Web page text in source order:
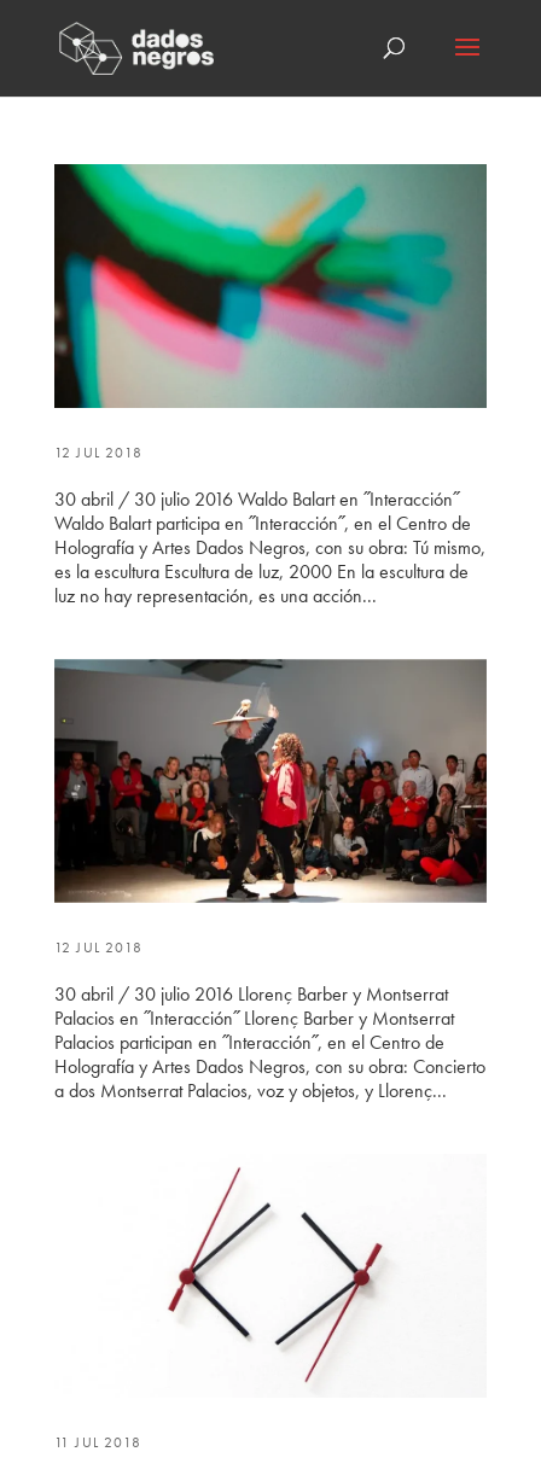
12 JUL 2018
30 abril / 30 julio 2016 Waldo Balart en ˝Interacción˝
Waldo Balart participa en ˝Interacción˝, en el Centro de
Holografía y Artes Dados Negros, con su obra: Tú mismo,
es la escultura Escultura de luz, 2000 En la escultura de
luz no hay representación, es una acción...
12 JUL 2018
30 abril / 30 julio 2016 Llorenç Barber y Montserrat
Palacios en ˝Interacción˝ Llorenç Barber y Montserrat
Palacios participan en ˝Interacción˝, en el Centro de
Holografía y Artes Dados Negros, con su obra: Concierto
a dos Montserrat Palacios, voz y objetos, y Llorenç...
11 JUL 2018